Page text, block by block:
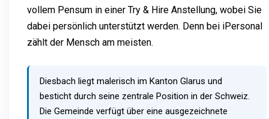
vollem Pensum in einer Try & Hire Anstellung, wobei Sie
dabei persönlich unterstützt werden. Denn bei iPersonal
zählt der Mensch am meisten.
Diesbach liegt malerisch im Kanton Glarus und
besticht durch seine zentrale Position in der Schweiz.
Die Gemeinde verfügt über eine ausgezeichnete